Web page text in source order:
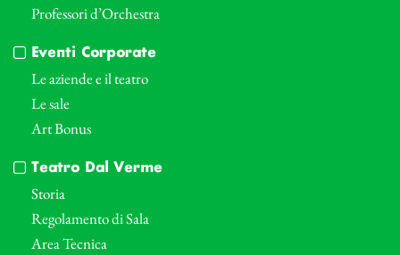
Professori d’Orchestra
Eventi Corporate
Le aziende e il teatro
Le sale
Art Bonus
Teatro Dal Verme
Storia
Regolamento di Sala
Area Tecnica